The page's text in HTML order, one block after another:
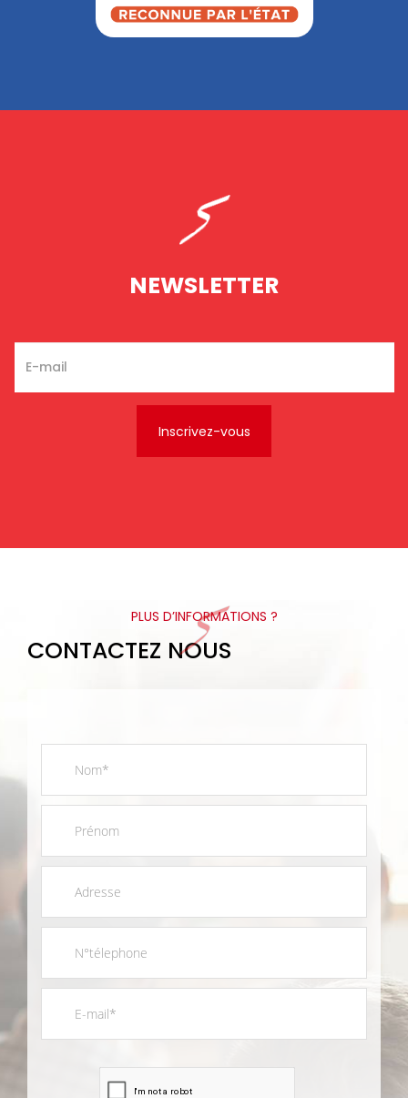
NEWSLETTER
PLUS D’INFORMATIONS ?
CONTACTEZ NOUS